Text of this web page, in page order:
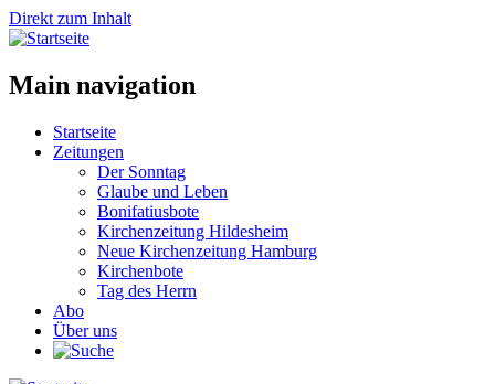
Direkt zum Inhalt
Main navigation
Startseite
Zeitungen
Der Sonntag
Glaube und Leben
Bonifatiusbote
Kirchenzeitung Hildesheim
Neue Kirchenzeitung Hamburg
Kirchenbote
Tag des Herrn
Abo
Über uns